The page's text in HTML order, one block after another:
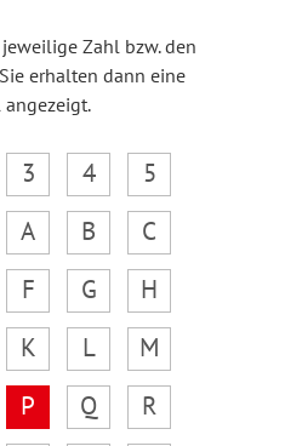
Zahl bzw. den
erhalten dann eine
3 4
5
A B
C
F G
H
K L
M
P Q
R